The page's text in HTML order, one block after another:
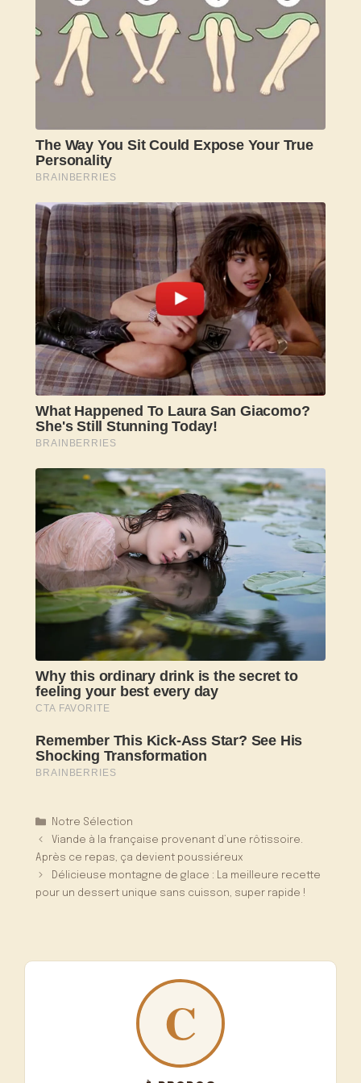
Catégories
Notre Sélection
Viande à la française provenant d’une rôtissoire.
Après ce repas, ça devient poussiéreux
Délicieuse montagne de glace : La meilleure recette
pour un dessert unique sans cuisson, super rapide !